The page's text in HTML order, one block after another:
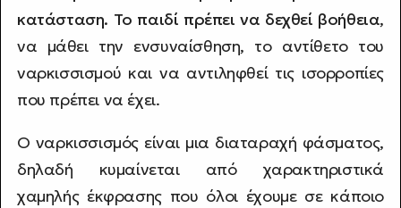
κατάσταση. Το παιδί πρέπει να δεχθεί βοήθεια,
να μάθει την ενσυναίσθηση, το αντίθετο του
ναρκισσισμού και να αντιληφθεί τις ισορροπίες
που πρέπει να έχει.
Ο ναρκισσισμός είναι μια διαταραχή φάσματος,
δηλαδή κυμαίνεται από χαρακτηριστικά
χαμηλής έκφρασης που όλοι έχουμε σε κάποιο